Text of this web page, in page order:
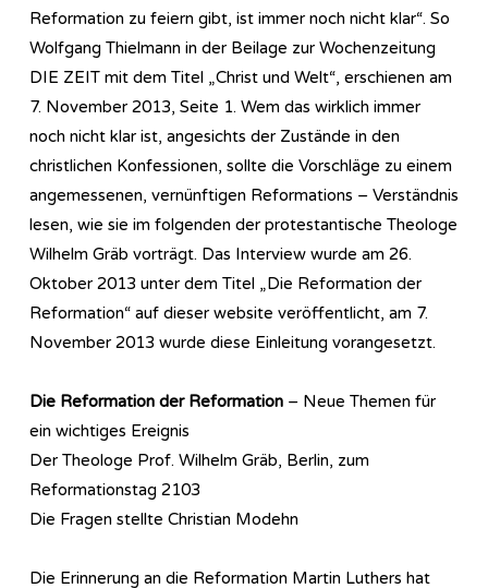
Reformation zu feiern gibt, ist immer noch nicht klar“. So
Wolfgang Thielmann in der Beilage zur Wochenzeitung
DIE ZEIT mit dem Titel „Christ und Welt“, erschienen am
7. November 2013, Seite 1. Wem das wirklich immer
noch nicht klar ist, angesichts der Zustände in den
christlichen Konfessionen, sollte die Vorschläge zu einem
angemessenen, vernünftigen Reformations – Verständnis
lesen, wie sie im folgenden der protestantische Theologe
Wilhelm Gräb vorträgt. Das Interview wurde am 26.
Oktober 2013 unter dem Titel „Die Reformation der
Reformation“ auf dieser website veröffentlicht, am 7.
November 2013 wurde diese Einleitung vorangesetzt.
Die Reformation der Reformation – Neue Themen für
ein wichtiges Ereignis
Der Theologe Prof. Wilhelm Gräb, Berlin, zum
Reformationstag 2103
Die Fragen stellte Christian Modehn
Die Erinnerung an die Reformation Martin Luthers hat